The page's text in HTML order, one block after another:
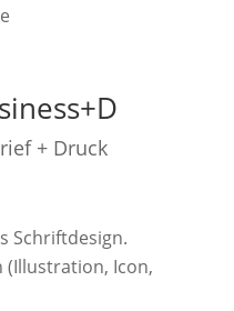
+ Druck
Schriftdesign.
(Illustration, Icon,